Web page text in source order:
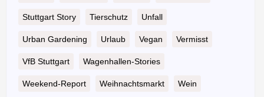
Stuttgart Story Tierschutz Unfall
Urban Gardening Urlaub Vegan Vermisst
VfB Stuttgart Wagenhallen-Stories
Weekend-Report Weihnachtsmarkt Wein